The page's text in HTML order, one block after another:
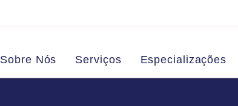
Sobre Nós Serviços Especializações